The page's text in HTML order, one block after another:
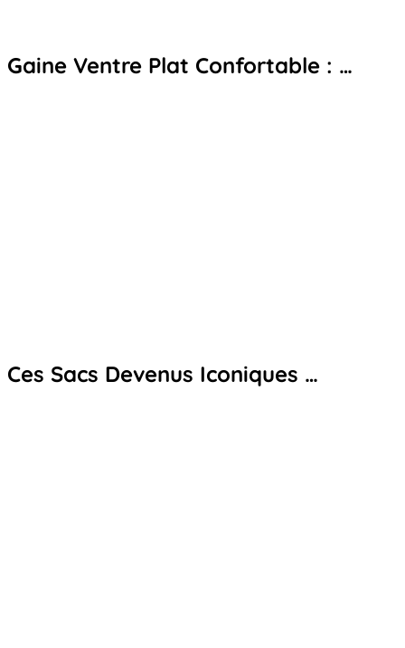
Gaine Ventre Plat Confortable : …
Ces Sacs Devenus Iconiques …